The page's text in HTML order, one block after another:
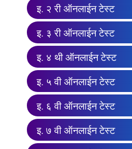
इ. २ री ऑनलाईन टेस्ट
इ. ३ री ऑनलाईन टेस्ट
इ. ४ थी ऑनलाईन टेस्ट
इ. ५ वी ऑनलाईन टेस्ट
इ. ६ वी ऑनलाईन टेस्ट
इ. ७ वी ऑनलाईन टेस्ट